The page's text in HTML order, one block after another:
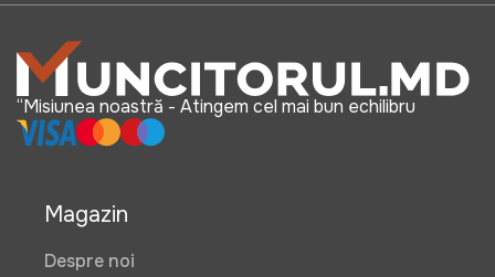
“Misiunea noastră - Atingem cel mai bun echilibru
Magazin
Despre noi